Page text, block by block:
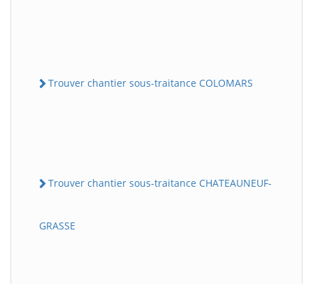
Trouver chantier sous-traitance COLOMARS
Trouver chantier sous-traitance CHATEAUNEUF-
GRASSE